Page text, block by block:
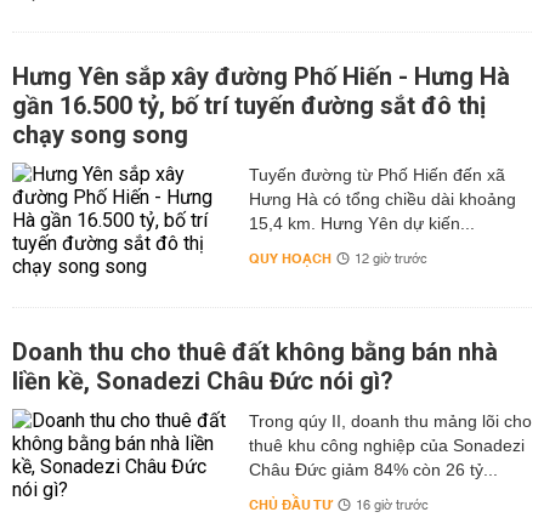
Hưng Yên sắp xây đường Phố Hiến - Hưng Hà
gần 16.500 tỷ, bố trí tuyến đường sắt đô thị
chạy song song
Tuyến đường từ Phố Hiến đến xã
Hưng Hà có tổng chiều dài khoảng
15,4 km. Hưng Yên dự kiến...
QUY HOẠCH 12 giờ trước
Doanh thu cho thuê đất không bằng bán nhà
liền kề, Sonadezi Châu Đức nói gì?
Trong qúy II, doanh thu mảng lõi cho
thuê khu công nghiệp của Sonadezi
Châu Đức giảm 84% còn 26 tỷ...
CHỦ ĐẦU TƯ 16 giờ trước